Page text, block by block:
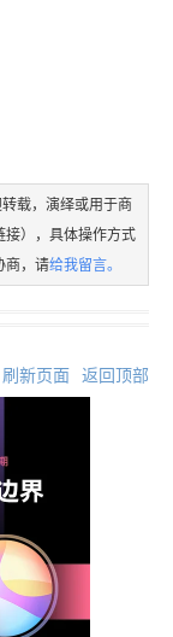
载，演绎或用于商
接），具体操作方式
商，请给我留言。
刷新页面 返回顶部